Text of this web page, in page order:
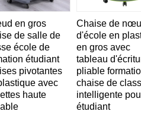
en gros
de salle de
école de
étudiant
pivotantes
avec
haute
Chaise de
d'école en
en gros avec
tableau
pliable
chaise de
intelligente
étudiant